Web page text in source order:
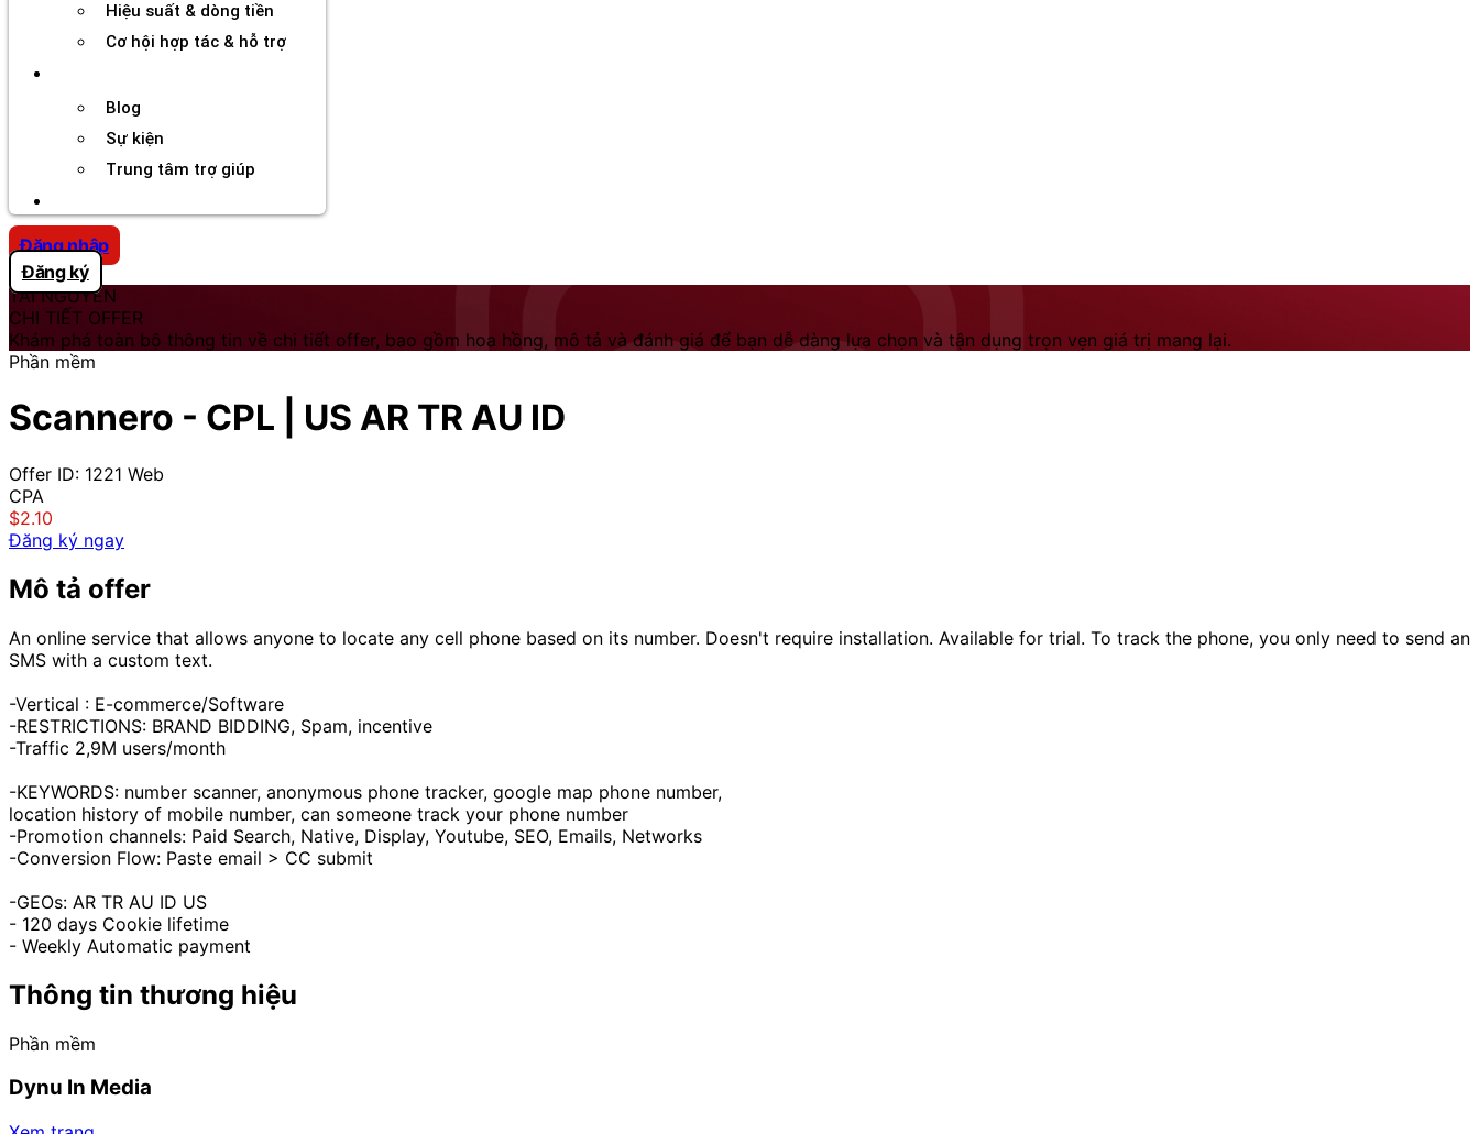
Hiệu suất & dòng tiền
Cơ hội hợp tác & hỗ trợ
Blog
Sự kiện
Trung tâm trợ giúp
Đăng nhập
Đăng ký
TÀI NGUYÊN
CHI TIẾT OFFER
Khám phá toàn bộ thông tin về chi tiết offer, bao gồm hoa hồng, mô tả và đánh giá để bạn dễ dàng lựa chọn và tận dụng trọn vẹn giá trị mang lại.
Phần mềm
Scannero - CPL | US AR TR AU ID
Offer ID: 1221 Web
CPA
$2.10
Đăng ký ngay
Mô tả offer
An online service that allows anyone to locate any cell phone based on its number. Doesn't require installation. Available for trial. To track the phone, you only need to send an
SMS with a custom text.
-Vertical : E-commerce/Software
-RESTRICTIONS: BRAND BIDDING, Spam, incentive
-Traffic 2,9М users/month
-KEYWORDS: number scanner, anonymous phone tracker, google map phone number,
location history of mobile number, can someone track your phone number
-Promotion channels: Paid Search, Native, Display, Youtube, SEO, Emails, Networks
-Conversion Flow: Paste email > CC submit
-GEOs: AR TR AU ID US
- 120 days Cookie lifetime
- Weekly Automatic payment
Thông tin thương hiệu
Phần mềm
Dynu In Media